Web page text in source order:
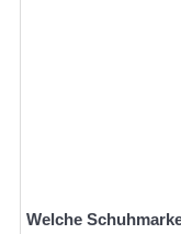
Welche